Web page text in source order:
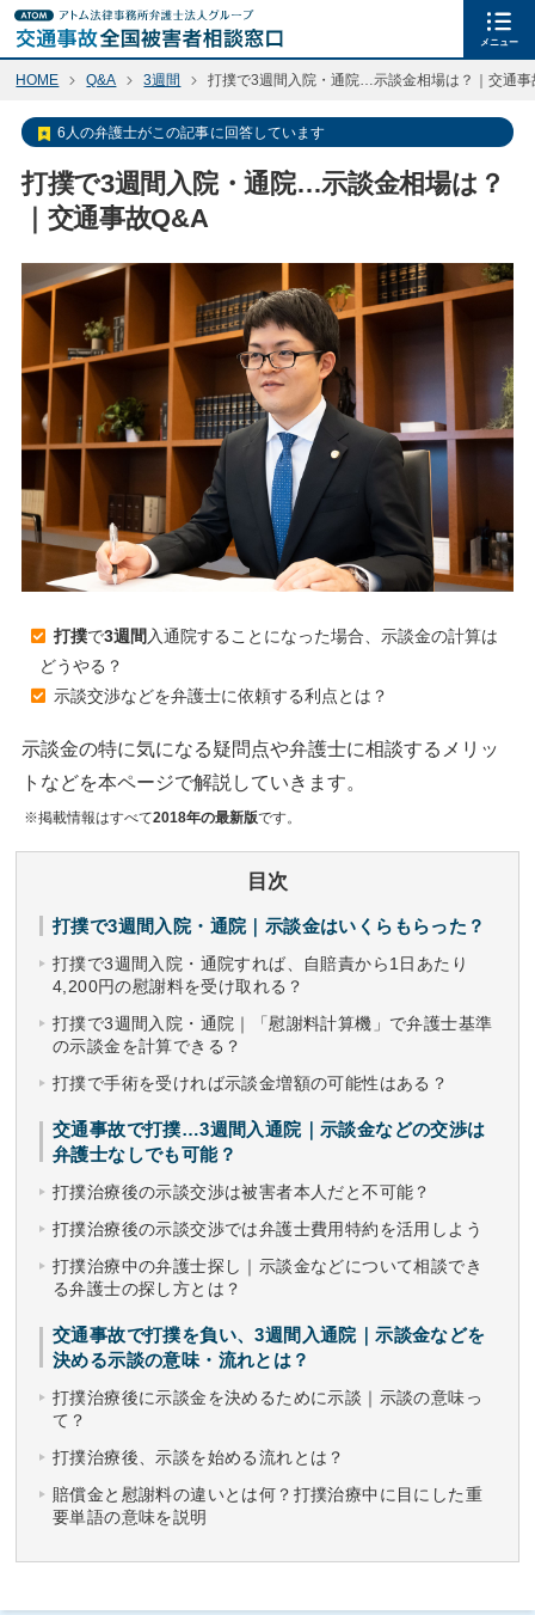
メニュー
HOME Q&A 3週間 打撲で3週間入院・通院…示談金相場は？｜交通事
6人の弁護士がこの記事に回答しています
打撲で3週間入院・通院…示談金相場は？
｜交通事故Q&A
打撲で3週間 入通院することになった場合、示談金の計算は
どうやる？
示談交渉などを弁護士に依頼する利点とは？
示談金の特に気になる疑問点や弁護士に相談するメリッ
トなどを本ページで解説していきます。
※掲載情報はすべて2018年の最新版です。
目次
打撲で3週間入院・通院｜示談金はいくらもらった？
打撲で3週間入院・通院すれば、自賠責から1日あたり
4,200円の慰謝料を受け取れる？
打撲で3週間入院・通院｜「慰謝料計算機」で弁護士基準
の示談金を計算できる？
打撲で手術を受ければ示談金増額の可能性はある？
交通事故で打撲…3週間入通院｜示談金などの交渉は
弁護士なしでも可能？
打撲治療後の示談交渉は被害者本人だと不可能？
打撲治療後の示談交渉では弁護士費用特約を活用しよう
打撲治療中の弁護士探し｜示談金などについて相談でき
る弁護士の探し方とは？
交通事故で打撲を負い、3週間入通院｜示談金などを
決める示談の意味・流れとは？
打撲治療後に示談金を決めるために示談｜示談の意味っ
て？
打撲治療後、示談を始める流れとは？
賠償金と慰謝料の違いとは何？打撲治療中に目にした重
要単語の意味を説明